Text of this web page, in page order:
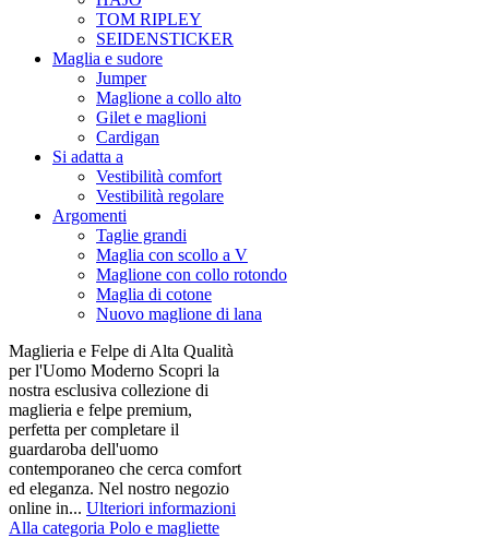
TOM RIPLEY
SEIDENSTICKER
Maglia e sudore
Jumper
Maglione a collo alto
Gilet e maglioni
Cardigan
Si adatta a
Vestibilità comfort
Vestibilità regolare
Argomenti
Taglie grandi
Maglia con scollo a V
Maglione con collo rotondo
Maglia di cotone
Nuovo maglione di lana
Maglieria e Felpe di Alta Qualità
per l'Uomo Moderno Scopri la
nostra esclusiva collezione di
maglieria e felpe premium,
perfetta per completare il
guardaroba dell'uomo
contemporaneo che cerca comfort
ed eleganza. Nel nostro negozio
online in... Ulteriori informazioni
Alla categoria Polo e magliette